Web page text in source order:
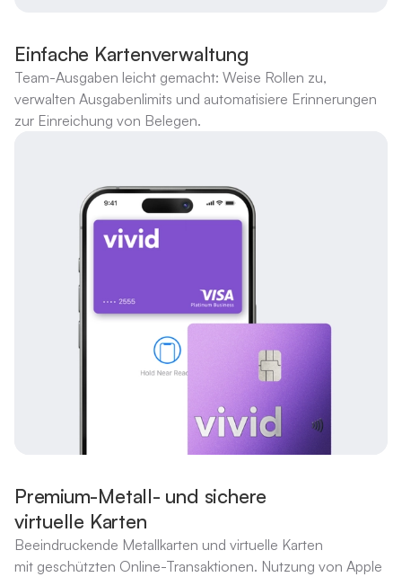
Einfache Kartenverwaltung
Team-Ausgaben leicht gemacht: Weise Rollen zu,
verwalten Ausgabenlimits und automatisiere Erinnerungen
zur Einreichung von Belegen.
Premium-Metall- und sichere
virtuelle Karten
Beeindruckende Metallkarten und virtuelle Karten
mit geschützten Online-Transaktionen. Nutzung von Apple